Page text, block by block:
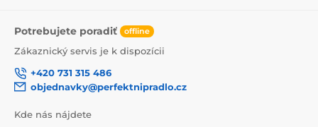
Potrebujete poradiť offline
Zákaznický servis je k dispozícii
+420 731 315 486
objednavky@perfektnipradlo.cz
Kde nás nájdete